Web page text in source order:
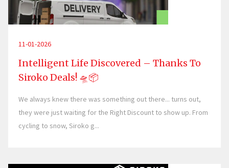
11-01-2026
Intelligent Life Discovered – Thanks To
Siroko Deals! 🛸📦
We always knew there was something out there... turns out,
they were just waiting for the Right Discount to show up. From
cycling to snow, Siroko g...